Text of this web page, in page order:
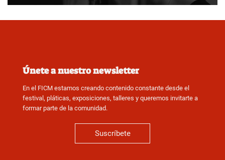
Únete a nuestro newsletter
En el FICM estamos creando contenido constante desde el
festival, pláticas, exposiciones, talleres y queremos invitarte a
formar parte de la comunidad.
Suscríbete